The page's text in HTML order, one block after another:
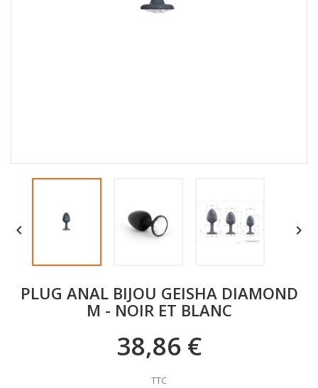
 
PLUG ANAL BIJOU GEISHA DIAMOND
M - NOIR ET BLANC
38,86 €
TTC